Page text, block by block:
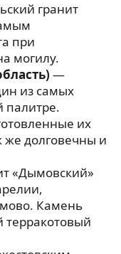
гранит
при
могилу.
—
из самых
палитре.
их
же долговечны и
«Дымовский»
Камень